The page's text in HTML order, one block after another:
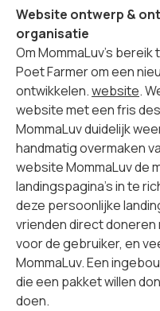
Website ontwerp &
organisatie
Om MommaLuv's
Poet Farmer om een
ontwikkelen.website.
website met een fris
MommaLuv duidelijk
handmatig overmaken
website MommaLuv de
landingspagina's in te
deze persoonlijke
vrienden direct doneren
voor de gebruiker, en
MommaLuv. Een
die een pakket willen
doen.